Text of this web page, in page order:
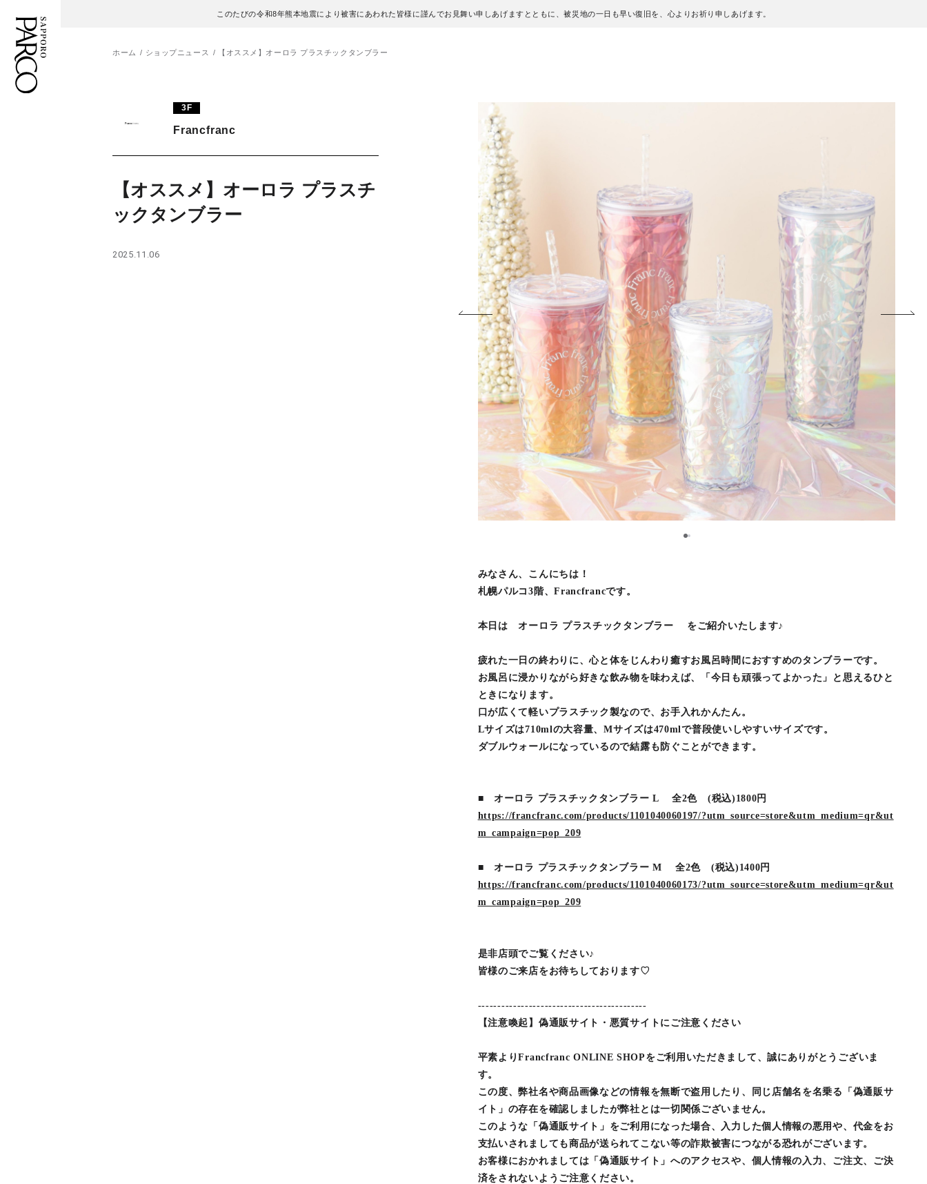
このたびの令和8年熊本地震により被害にあわれた皆様に謹んでお見舞い申しあげますとともに、被災地の一日も早い復旧を、心よりお祈り申しあげます。
施設案内・アクセス
ホーム ショップニュース 【オススメ】オーロラ プラスチックタンブラー
3F
Francfranc
【オススメ】オーロラ プラスチ
ックタンブラー
2025.11.06
12
みなさん、こんにちは！
札幌パルコ3階、Francfrancです。
本日は オーロラ プラスチックタンブラー をご紹介いたします♪
疲れた一日の終わりに、心と体をじんわり癒すお風呂時間におすすめのタンブラーです。
お風呂に浸かりながら好きな飲み物を味わえば、「今日も頑張ってよかった」と思えるひと
ときになります。
口が広くて軽いプラスチック製なので、お手入れかんたん。
Lサイズは710mlの大容量、Mサイズは470mlで普段使いしやすいサイズです。
ダブルウォールになっているので結露も防ぐことができます。
■ オーロラ プラスチックタンブラー L 全2色 (税込)1800円
https://francfranc.com/products/1101040060197/?utm_source=store&utm_medium=qr&ut
m_campaign=pop_209
■ オーロラ プラスチックタンブラー M 全2色 (税込)1400円
https://francfranc.com/products/1101040060173/?utm_source=store&utm_medium=qr&ut
m_campaign=pop_209
是非店頭でご覧ください♪
皆様のご来店をお待ちしております♡
-------------------------------------------
【注意喚起】偽通販サイト・悪質サイトにご注意ください
平素よりFrancfranc ONLINE SHOPをご利用いただきまして、誠にありがとうございま
す。
この度、弊社名や商品画像などの情報を無断で盗用したり、同じ店舗名を名乗る「偽通販サ
イト」の存在を確認しましたが弊社とは一切関係ございません。
このような「偽通販サイト」をご利用になった場合、入力した個人情報の悪用や、代金をお
支払いされましても商品が送られてこない等の詐欺被害につながる恐れがございます。
お客様におかれましては「偽通販サイト」へのアクセスや、個人情報の入力、ご注文、ご決
済をされないようご注意ください。